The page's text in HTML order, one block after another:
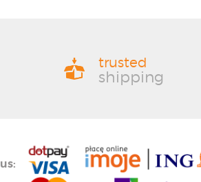
trusted
shipping